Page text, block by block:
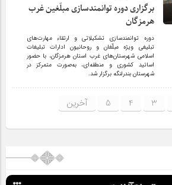
برگزاری دوره توانمندسازی مبلّغین غرب
هرمزگان
دوره توانمندسازی تشکیلاتی و ارتقاء مهارت‌های
تبلیغی ویژه مبلّغان و روحانیون ادارات تبلیغات
اسلامی شهرستان‌های غرب استان هرمزگان، با حضور
اساتید کشوری و منطقه‌ای، به‌صورت متمرکز در
شهرستان بندرلنگه برگزار شد.
3
4
5 آخرین